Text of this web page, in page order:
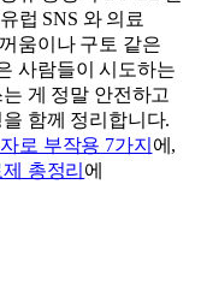
럽 SNS 와 의료
움이나 구토 같은
사람들이 시도하는
게 정말 안전하고
함께 정리합니다.
로 부작용 7가지 에,
총정리 에